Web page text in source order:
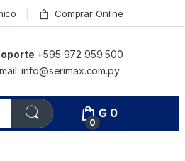
Comprar Online
+595 972 959 500
info@serimax.com.py
0
₲ 0